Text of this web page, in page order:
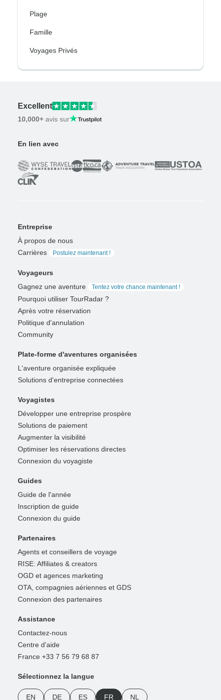
Plage
Famille
Voyages Privés
Excellent
10,000+ avis sur
En lien avec
Entreprise
À propos de nous
Carrières
Postulez maintenant !
Voyageurs
Gagnez une aventure
Tentez votre chance maintenant !
Pourquoi utiliser TourRadar ?
Après votre réservation
Politique d'annulation
Community
Plate-forme d'aventures organisées
L'aventure organisée expliquée
Solutions d'entreprise connectées
Voyagistes
Développer une entreprise prospère
Solutions de paiement
Augmenter la visibilité
Optimiser les réservations directes
Connexion du voyagiste
Guides
Guide de l'année
Inscription de guide
Connexion du guide
Partenaires
Agents et conseillers de voyage
RISE: Affiliates & creators
OGD et agences marketing
OTA, compagnies aériennes et GDS
Connexion des partenaires
Assistance
Contactez-nous
Centre d'aide
France +33 7 56 79 68 87
Sélectionnez la langue
EN DE ES FR NL